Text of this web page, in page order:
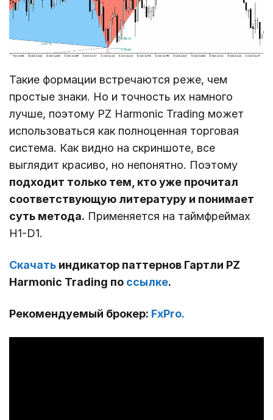
Такие формации встречаются реже, чем
простые знаки. Но и точность их намного
лучше, поэтому PZ Harmonic Trading может
использоваться как полноценная торговая
система. Как видно на скриншоте, все
выглядит красиво, но непонятно. Поэтому
подходит только тем, кто уже прочитал
соответствующую литературу и понимает
суть метода. Применяется на таймфреймах
Н1-D1.
Скачать индикатор паттернов Гартли PZ
Harmonic Trading по ссылке.
Рекомендуемый брокер: FxPro.